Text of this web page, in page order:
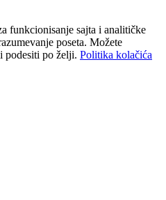
funkcionisanje sajta i analitičke
poseta. Možete
podesiti po želji. Politika kolačića